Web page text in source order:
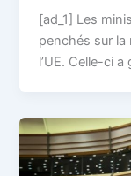
[ad_1] Les
penchés sur la
l’UE. Celle-ci a